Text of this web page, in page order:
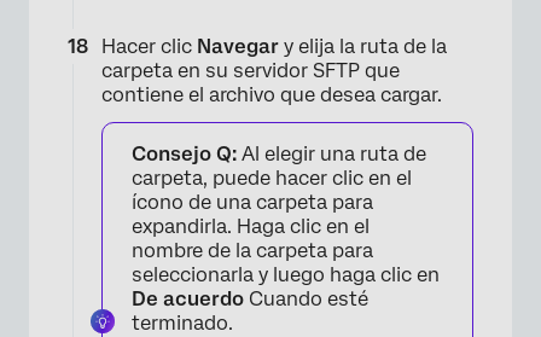
Hacer clic Navegar y elija la ruta de la
carpeta en su servidor SFTP que
contiene el archivo que desea cargar.
Consejo Q: Al elegir una ruta de
carpeta, puede hacer clic en el
ícono de una carpeta para
expandirla. Haga clic en el
nombre de la carpeta para
seleccionarla y luego haga clic en
De acuerdo Cuando esté
terminado.